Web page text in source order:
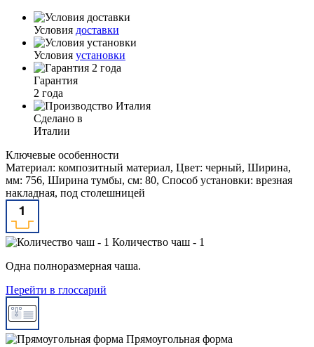
Условия доставки
Условия установки
Гарантия
2 года
Сделано в
Италии
Ключевые особенности
Материал: композитный материал, Цвет: черный, Ширина,
мм: 756, Ширина тумбы, см: 80, Способ установки: врезная
накладная, под столешницей
Количество чаш - 1
Одна полноразмерная чаша.
Перейти в глоссарий
Прямоугольная форма